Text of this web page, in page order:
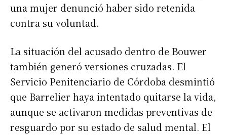
una mujer denunció haber sido retenida
contra su voluntad.
La situación del acusado dentro de Bouwer
también generó versiones cruzadas. El
Servicio Penitenciario de Córdoba desmintió
que Barrelier haya intentado quitarse la vida,
aunque se activaron medidas preventivas de
resguardo por su estado de salud mental. El